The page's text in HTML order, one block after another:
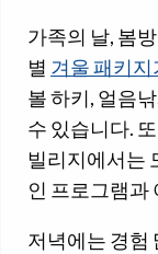
가족의 날, 봄
별 겨울 패키지
볼 하키, 얼음
수 있습니다.
빌리지에서는
인 프로그램과
저녁에는 경험